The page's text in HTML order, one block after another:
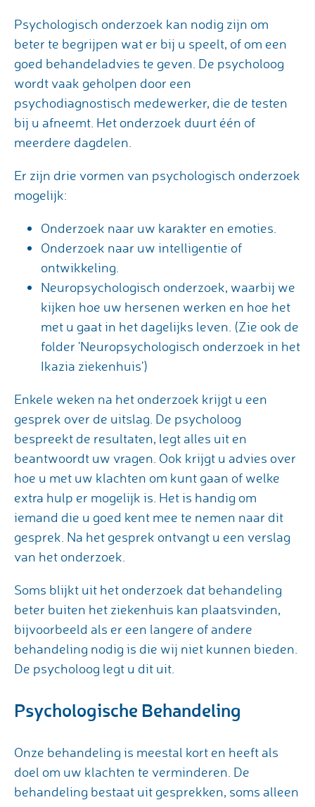
Psychologisch onderzoek kan nodig zijn om
beter te begrijpen wat er bij u speelt, of om een
goed behandeladvies te geven. De psycholoog
wordt vaak geholpen door een
psychodiagnostisch medewerker, die de testen
bij u afneemt. Het onderzoek duurt één of
meerdere dagdelen.
Er zijn drie vormen van psychologisch onderzoek
mogelijk:
Onderzoek naar uw karakter en emoties.
Onderzoek naar uw intelligentie of
ontwikkeling.
Neuropsychologisch onderzoek, waarbij we
kijken hoe uw hersenen werken en hoe het
met u gaat in het dagelijks leven. (Zie ook de
folder 'Neuropsychologisch onderzoek in het
Ikazia ziekenhuis')
Enkele weken na het onderzoek krijgt u een
gesprek over de uitslag. De psycholoog
bespreekt de resultaten, legt alles uit en
beantwoordt uw vragen. Ook krijgt u advies over
hoe u met uw klachten om kunt gaan of welke
extra hulp er mogelijk is. Het is handig om
iemand die u goed kent mee te nemen naar dit
gesprek. Na het gesprek ontvangt u een verslag
van het onderzoek.
Soms blijkt uit het onderzoek dat behandeling
beter buiten het ziekenhuis kan plaatsvinden,
bijvoorbeeld als er een langere of andere
behandeling nodig is die wij niet kunnen bieden.
De psycholoog legt u dit uit.
Psychologische Behandeling
Onze behandeling is meestal kort en heeft als
doel om uw klachten te verminderen. De
behandeling bestaat uit gesprekken, soms alleen